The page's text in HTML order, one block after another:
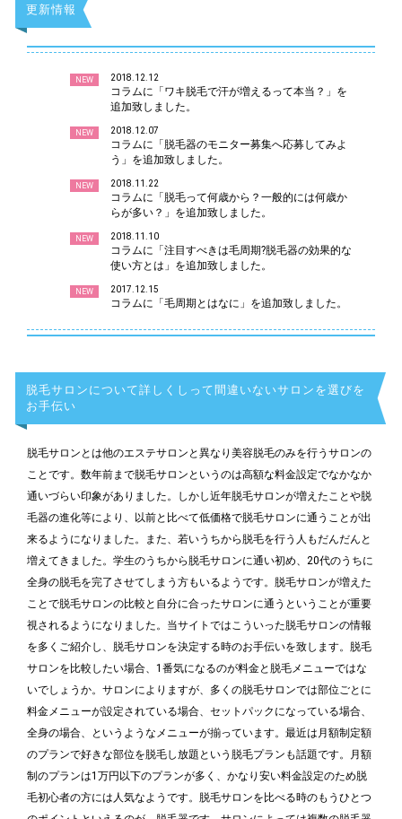
更新情報
NEW 2018.12.12
コラムに「ワキ脱毛で汗が増えるって本当？」を
追加致しました。
NEW 2018.12.07
コラムに「脱毛器のモニター募集へ応募してみよ
う」を追加致しました。
NEW 2018.11.22
コラムに「脱毛って何歳から？一般的には何歳か
らが多い？」を追加致しました。
NEW 2018.11.10
コラムに「注目すべきは毛周期?脱毛器の効果的な
使い方とは」を追加致しました。
NEW 2017.12.15
コラムに「毛周期とはなに」を追加致しました。
脱毛サロンについて詳しくしって間違いないサロンを選びを
お手伝い
脱毛サロンとは他のエステサロンと異なり美容脱毛のみを行うサロンの
ことです。数年前まで脱毛サロンというのは高額な料金設定でなかなか
通いづらい印象がありました。しかし近年脱毛サロンが増えたことや脱
毛器の進化等により、以前と比べて低価格で脱毛サロンに通うことが出
来るようになりました。また、若いうちから脱毛を行う人もだんだんと
増えてきました。学生のうちから脱毛サロンに通い初め、20代のうちに
全身の脱毛を完了させてしまう方もいるようです。脱毛サロンが増えた
ことで脱毛サロンの比較と自分に合ったサロンに通うということが重要
視されるようになりました。当サイトではこういった脱毛サロンの情報
を多くご紹介し、脱毛サロンを決定する時のお手伝いを致します。脱毛
サロンを比較したい場合、1番気になるのが料金と脱毛メニューではな
いでしょうか。サロンによりますが、多くの脱毛サロンでは部位ごとに
料金メニューが設定されている場合、セットパックになっている場合、
全身の場合、というようなメニューが揃っています。最近は月額制定額
のプランで好きな部位を脱毛し放題という脱毛プランも話題です。月額
制のプランは1万円以下のプランが多く、かなり安い料金設定のため脱
毛初心者の方には人気なようです。脱毛サロンを比べる時のもうひとつ